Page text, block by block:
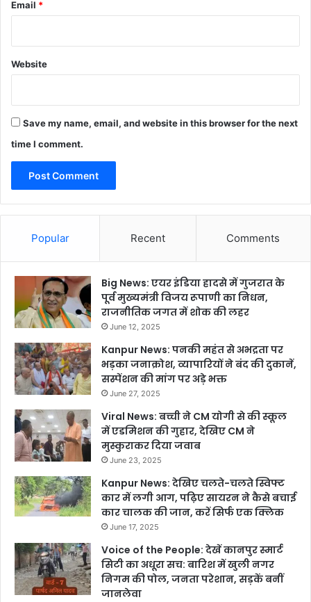
Email *
Website
Save my name, email, and website in this browser for the next
time I comment.
Popular Recent Comments
Big News: एयर इंडिया हादसे में गुजरात के
पूर्व मुख्यमंत्री विजय रूपाणी का निधन,
राजनीतिक जगत में शोक की लहर
June 12, 2025
Kanpur News: पनकी महंत से अभद्रता पर
भड़का जनाक्रोश, व्यापारियों ने बंद की दुकानें,
सस्पेंशन की मांग पर अड़े भक्त
June 27, 2025
Viral News: बच्ची ने CM योगी से की स्कूल
में एडमिशन की गुहार, देखिए CM ने
मुस्कुराकर दिया जवाब
June 23, 2025
Kanpur News: देखिए चलते-चलते स्विफ्ट
कार में लगी आग, पढ़िए सायरन ने कैसे बचाई
कार चालक की जान, करें सिर्फ एक क्लिक
June 17, 2025
Voice of the People: देखें कानपुर स्मार्ट
सिटी का अधूरा सच: बारिश में खुली नगर
निगम की पोल, जनता परेशान, सड़कें बनीं
जानलेवा